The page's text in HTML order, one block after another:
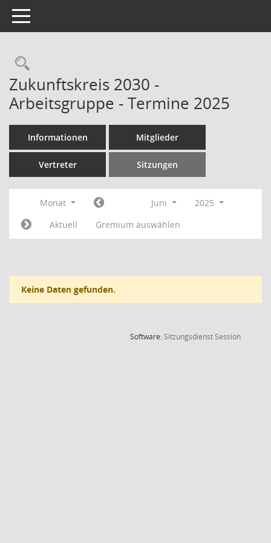
Toggle navigation
Rechercheauswahl
Zukunftskreis 2030 -
Arbeitsgruppe - Termine 2025
Informationen Mitglieder
Vertreter Sitzungen
Monat Juni
2025
Aktuell
Gremium auswählen
Keine Daten gefunden.
Software:SitzungsdienstSession(Wird in